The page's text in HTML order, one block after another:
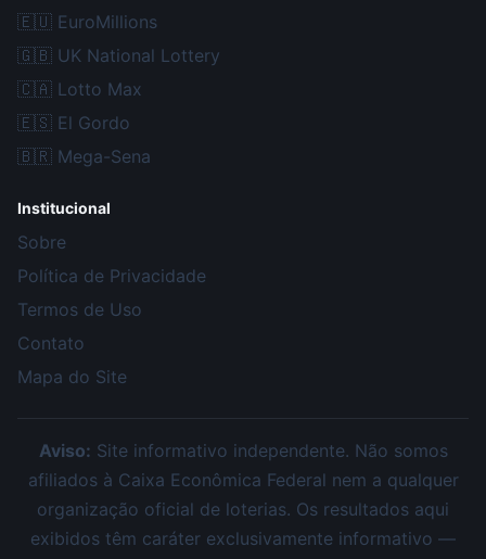
🇪🇺 EuroMillions
🇬🇧 UK National Lottery
🇨🇦 Lotto Max
🇪🇸 El Gordo
🇧🇷 Mega-Sena
Institucional
Sobre
Política de Privacidade
Termos de Uso
Contato
Mapa do Site
Aviso: Site informativo independente. Não somos
afiliados à Caixa Econômica Federal nem a qualquer
organização oficial de loterias. Os resultados aqui
exibidos têm caráter exclusivamente informativo —